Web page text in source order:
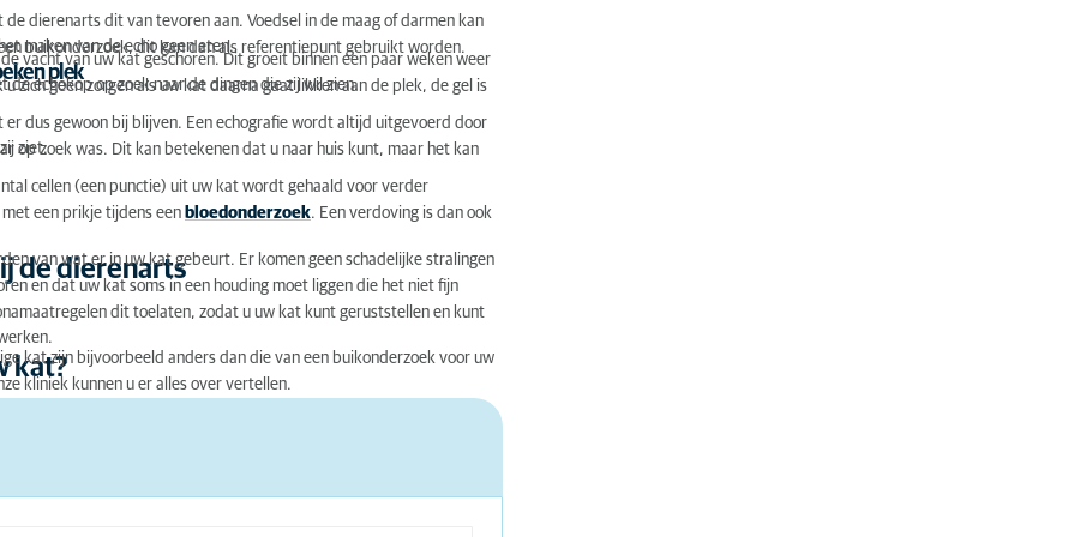
dierenarts dit van tevoren aan. Voedsel in de maag of darmen kan
maken van de echo geen eten.
buikonderzoek, dit kan dan als referentiepunt gebruikt worden.
plek
vacht van uw kat geschoren. Dit groeit binnen een paar weken weer
echokop op zoek naar de dingen die zij wil zien.
geen zorgen als uw kat daarna gaat likken aan de plek, de gel is
er dus gewoon bij blijven. Een echografie wordt altijd uitgevoerd door
ziet.
op zoek was. Dit kan betekenen dat u naar huis kunt, maar het kan
cellen (een punctie) uit uw kat wordt gehaald voor verder
een prikje tijdens een bloedonderzoek. Een verdoving is dan ook
de dierenarts
van wat er in uw kat gebeurt. Er komen geen schadelijke stralingen
en dat uw kat soms in een houding moet liggen die het niet fijn
dit toelaten, zodat u uw kat kunt geruststellen en kunt
kat?
kat zijn bijvoorbeeld anders dan die van een buikonderzoek voor uw
kliniek kunnen u er alles over vertellen.